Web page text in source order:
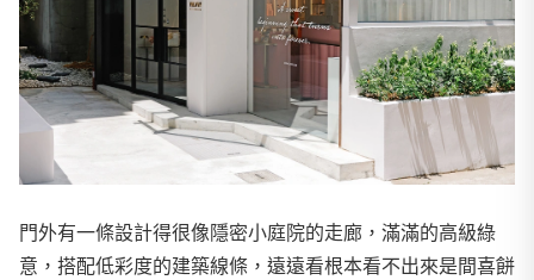
門外有一條設計得很像隱密小庭院的走廊，滿滿的高級綠
意，搭配低彩度的建築線條，遠遠看根本看不出來是間喜餅